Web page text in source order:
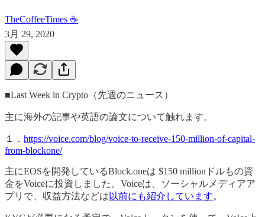
TheCoffeeTimes ☕
3月 29, 2020
■Last Week in Crypto（先週のニュース）
主に海外の記事や英語の論文について触れます。
１． https://voice.com/blog/voice-to-receive-150-million-of-capital-
from-blockone/
主にEOSを開発しているBlock.oneは $150 millionドルもの資
金をVoiceに投資しました。Voiceは、ソーシャルメディアア
プリで、収益方法などは 以前にも紹介しています。